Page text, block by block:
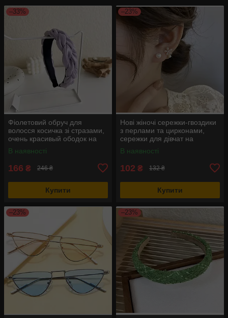
–33%
Фіолетовий обруч для
волосся косичка зі стразами,
очень красивый ободок на
голову
В наявності
166 ₴ 246 ₴
Купити
–23%
Нові жіночі сережки-гвоздики
з перлами та цирконами,
сережки для дівчат на
повсякденний одяг, серьги
В наявності
102 ₴ 132 ₴
Купити
–23% –23%